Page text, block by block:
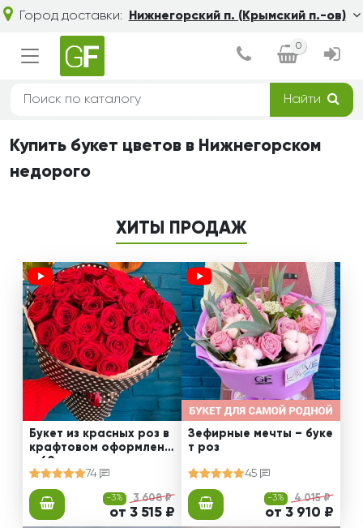
Город доставки: Нижнегорский п. (Крымский п.-ов)
0
Найти
Купить букет цветов в Нижнегорском
недорого
ХИТЫ ПРОДАЖ
Букет из красных роз в
крафтовом оформлени
и 60 см
74
-3% 3 608 ₽
от 3 515 ₽
Зефирные мечты – буке
т роз
45
-3% 4 015 ₽
от 3 910 ₽